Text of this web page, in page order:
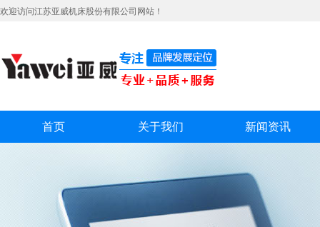
欢迎访问江苏亚威机床股份有限公司网站！
首页 关于我们 新闻资讯